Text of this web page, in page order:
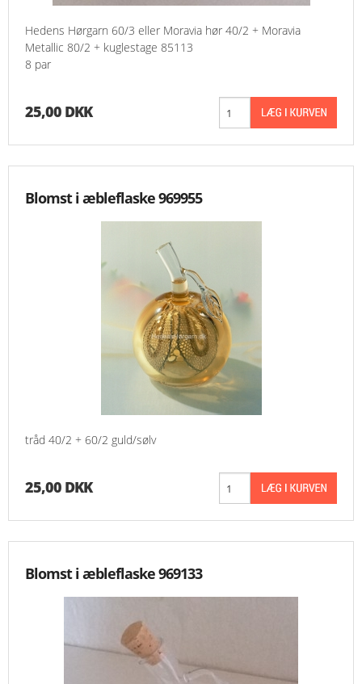
Hedens Hørgarn 60/3 eller Moravia hør 40/2 + Moravia
Metallic 80/2 + kuglestage 85113
8 par
25,00 DKK
Blomst i æbleflaske 969955
tråd 40/2 + 60/2 guld/sølv
25,00 DKK
Blomst i æbleflaske 969133